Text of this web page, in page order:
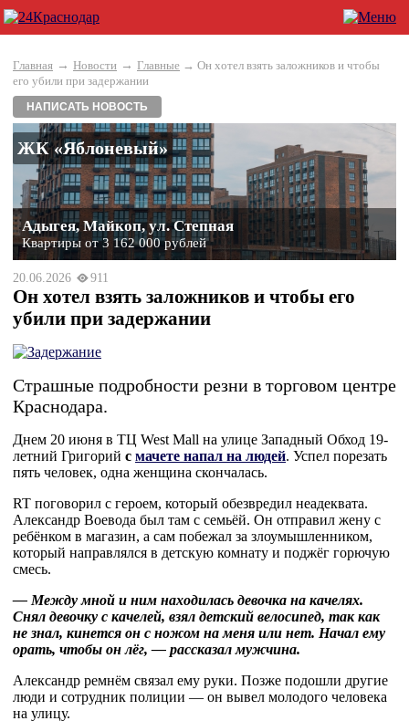
Главная → Новости → Главные → Он хотел взять заложников и чтобы
его убили при задержании
НАПИСАТЬ НОВОСТЬ
ЖК «Яблоневый»
Адыгея, Майкоп, ул. Степная
Квартиры от 3 162 000 рублей
20.06.2026 911
Он хотел взять заложников и чтобы его
убили при задержании
Страшные подробности резни в торговом центре
Краснодара.
Днем 20 июня в ТЦ West Mall на улице Западный Обход 19-
летний Григорий с мачете напал на людей. Успел порезать
пять человек, одна женщина скончалась.
RT поговорил с героем, который обезвредил неадеквата.
Александр Воевода был там с семьёй. Он отправил жену с
ребёнком в магазин, а сам побежал за злоумышленником,
который направлялся в детскую комнату и поджёг горючую
смесь.
— Между мной и ним находилась девочка на качелях.
Снял девочку с качелей, взял детский велосипед, так как
не знал, кинется он с ножом на меня или нет. Начал ему
орать, чтобы он лёг, — рассказал мужчина.
Александр ремнём связал ему руки. Позже подошли другие
люди и сотрудник полиции — он вывел молодого человека
на улицу.